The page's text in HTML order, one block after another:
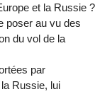
et la Russie ?
poser au vu des
du vol de la
par
Russie, lui